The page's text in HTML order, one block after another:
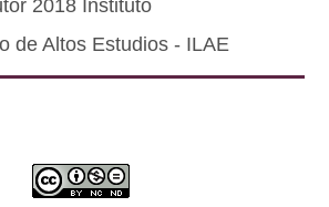
2018 Instituto
de Altos Estudios - ILAE